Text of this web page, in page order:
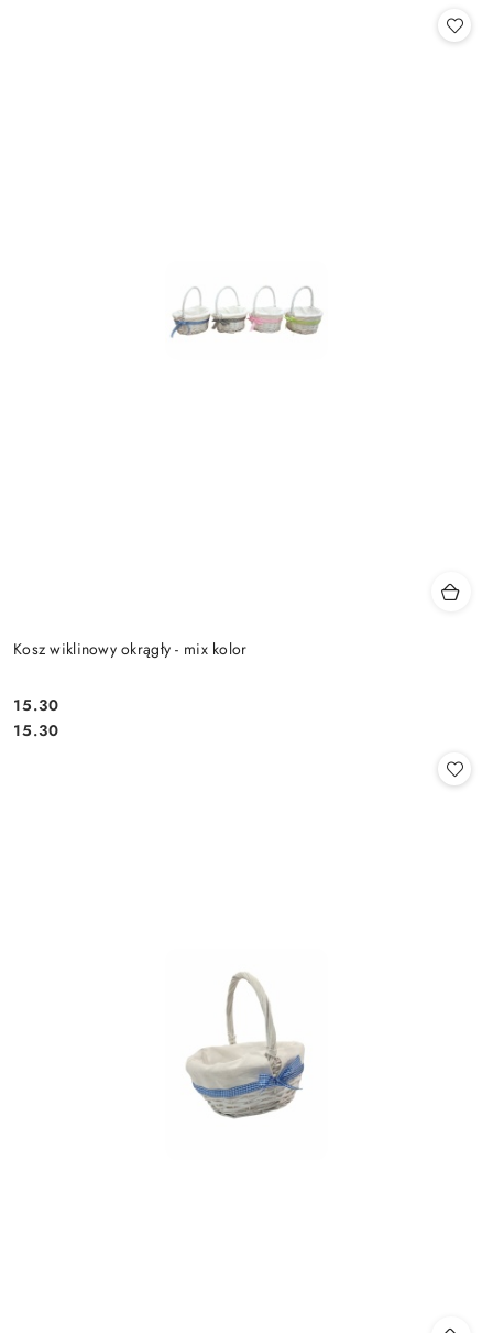
Kosz wiklinowy okrągły - mix kolor
Cena:
15.30
Cena:
15.30